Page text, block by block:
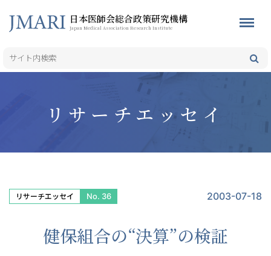
日本医師会総合政策研究機構
Japan Medical Association Research Institute
リサーチエッセイ
リサーチエッセイ No. 36 2003-07-18
健保組合の“決算”の検証